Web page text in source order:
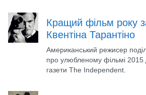
Кращий фільм року
Квентіна Тарантіно
Американський режисер
про улюбленому фільмі 2015
газети The Independent.